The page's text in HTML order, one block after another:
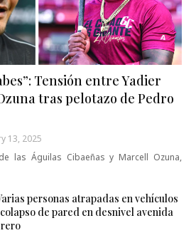
Tensión entre Yadier
tras pelotazo de Pedro
13, 2025
las Águilas Cibaeñas y Marcell Ozuna,
personas atrapadas en vehículos
de pared en desnivel avenida